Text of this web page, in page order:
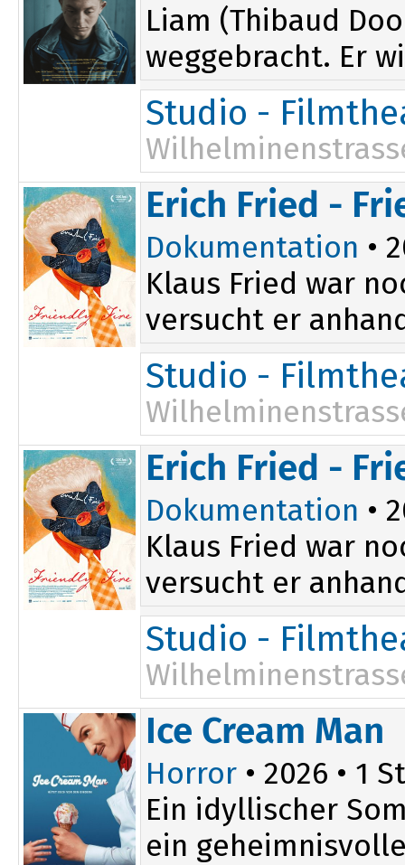
Liam (Thibaud
weggebracht. Er
Studio -
Erich Fried -
Dokumentation •
Klaus Fried war
versucht er
Studio -
20:30
Erich Fried -
Dokumentation •
Klaus Fried war
versucht er
Studio -
Ice Cream Man
Horror • 2026 • 1
Ein idyllischer
ein